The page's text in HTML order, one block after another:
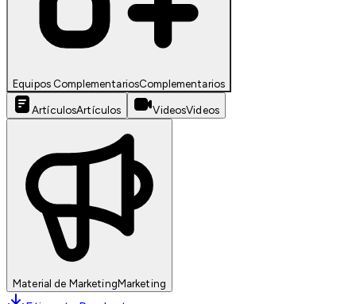
Equipos ComplementariosComplementarios
ArtículosArtículos VideosVideos
Material de MarketingMarketing